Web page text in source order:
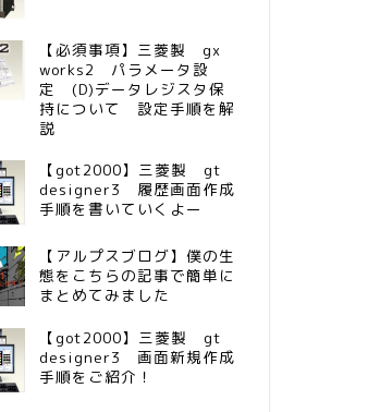
【必須事項】三菱製 gx
works2 パラメータ設
定 (D)データレジスタ保
持について 設定手順を解
説
【got2000】三菱製 gt
designer3 履歴画面作成
手順を書いていくよー
【アルプスブログ】僕の生
態をこちらの記事で簡単に
まとめてみました
【got2000】三菱製 gt
designer3 画面新規作成
手順をご紹介！